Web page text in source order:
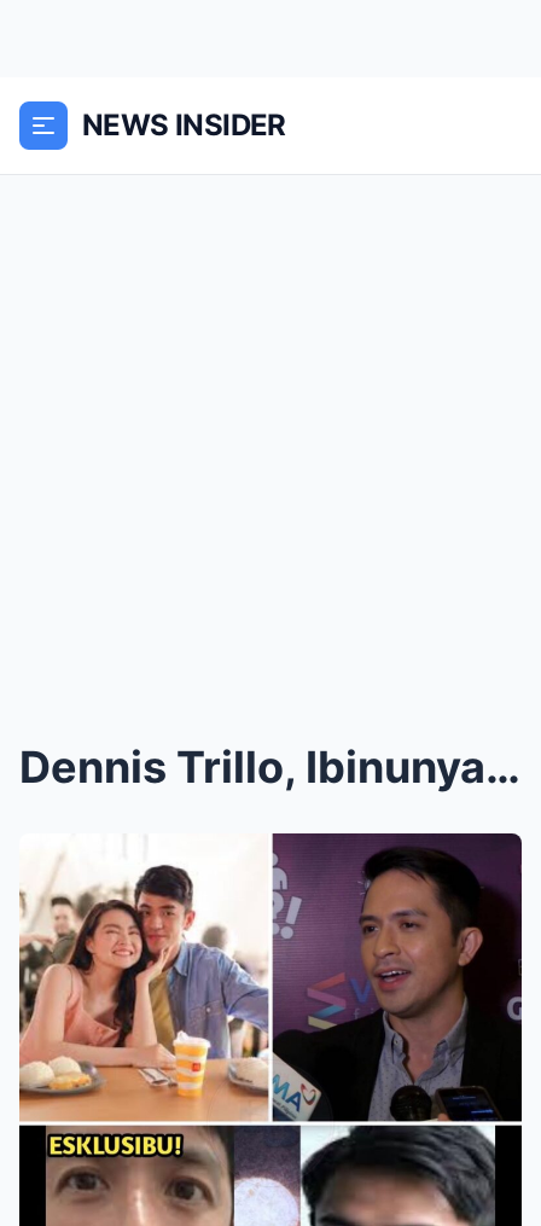
NEWS INSIDER
Dennis Trillo, Ibinunyag ang Matagal Nang Itinatag...